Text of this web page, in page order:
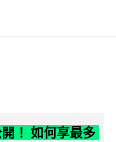
！ 如何享最多